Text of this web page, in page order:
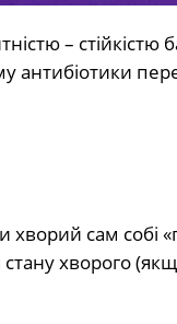
– стійкістю
антибіотики
хворий сам собі
хворого